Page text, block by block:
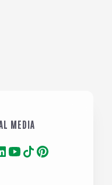
MEDIA